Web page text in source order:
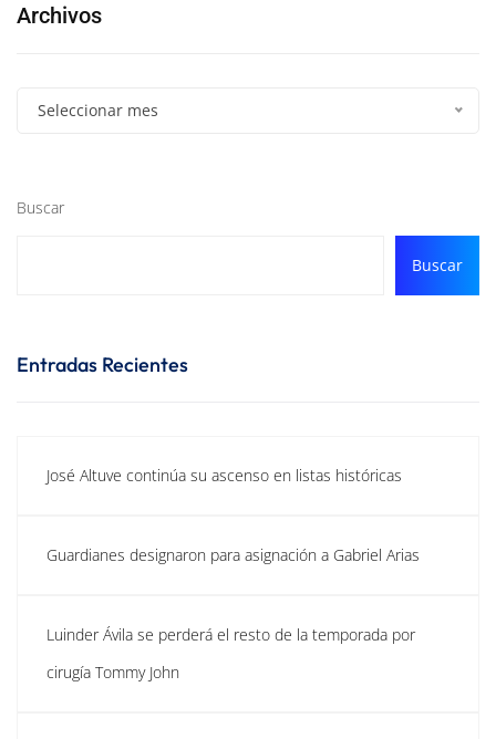
Archivos
Seleccionar mes
Buscar
Buscar
Entradas Recientes
José Altuve continúa su ascenso en listas históricas
Guardianes designaron para asignación a Gabriel Arias
Luinder Ávila se perderá el resto de la temporada por
cirugía Tommy John